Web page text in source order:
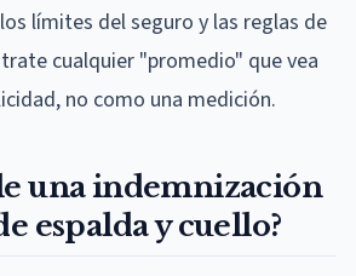
límites del seguro y las reglas de
cualquier "promedio" que vea
no como una medición.
una indemnización
espalda y cuello?